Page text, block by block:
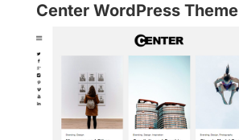
Center WordPress Theme